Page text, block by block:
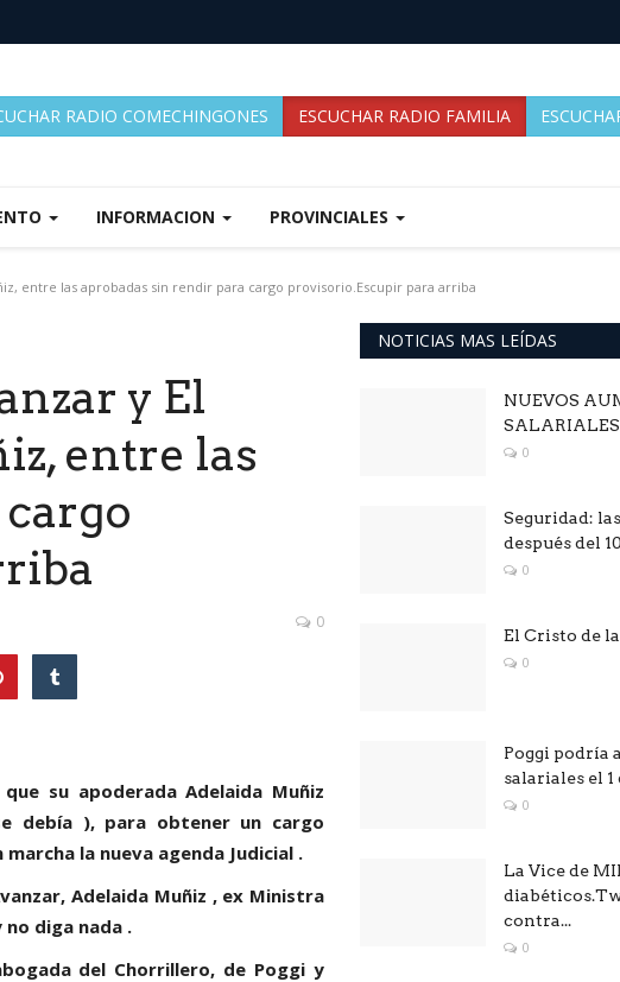
RADIO COMECHINGONES ESCUCHAR RADIO FAMILIA
INFORMACION PROVINCIALES
entre las aprobadas sin rendir para cargo provisorio.Escupir para arriba
y El
entre las
0
su apoderada Adelaida Muñiz
debía ), para obtener un cargo
la nueva agenda Judicial .
Adelaida Muñiz , ex Ministra
diga nada .
del Chorrillero, de Poggi y
NOTICIAS MAS LEÍDAS
NUEVOS
SALARIALES
0
Seguridad:
después del
0
El Cristo de
0
Poggi podría
salariales el 1
0
La Vice de
contra...
0